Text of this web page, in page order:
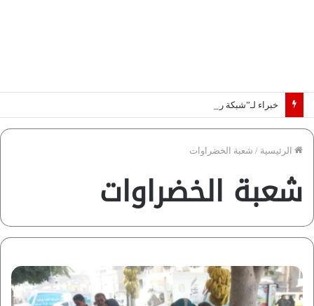
خبراء لـ”شبكة رؤية”: «اتفاق مكة» يغيّر قواعد اللعبة بالشرق الأوسط
الرئيسية / شعبة الخضراوات
شعبة الخضراوات